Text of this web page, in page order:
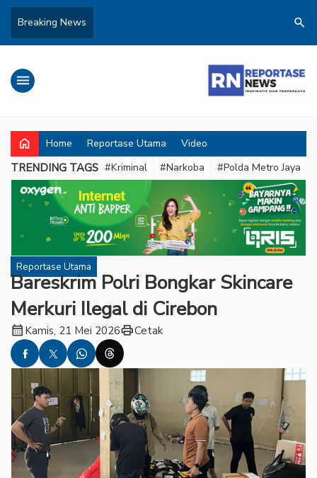
Breaking News search
menu
home Home Reportase Utama Video
TRENDING TAGS #Kriminal #Narkoba #Polda Metro Jaya
Reportase Utama
Bareskrim Polri Bongkar Skincare
Merkuri Ilegal di Cirebon
calendar_month Kamis, 21 Mei 2026printCetak